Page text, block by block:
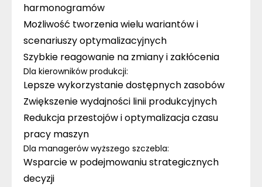
harmonogramów
Możliwość tworzenia wielu wariantów i
scenariuszy optymalizacyjnych
Szybkie reagowanie na zmiany i zakłócenia
Dla kierowników produkcji:
Lepsze wykorzystanie dostępnych zasobów
Zwiększenie wydajności linii produkcyjnych
Redukcja przestojów i optymalizacja czasu
pracy maszyn
Dla managerów wyższego szczebla:
Wsparcie w podejmowaniu strategicznych
decyzji